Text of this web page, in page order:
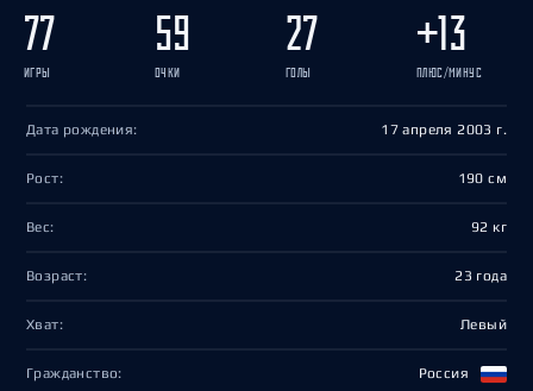
77
ИГРЫ
59
ОЧКИ
27
ГОЛЫ
+13
ПЛЮС/МИНУС
Дата рождения: 17 апреля 2003 г.
Рост: 190 см
Вес: 92 кг
Возраст: 23 года
Хват: Левый
Гражданство: Россия